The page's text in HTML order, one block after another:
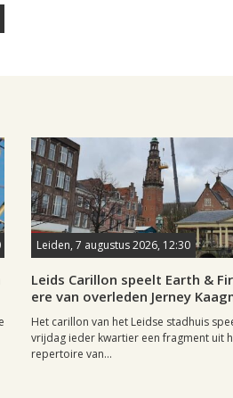
Leiden, 7 augustus 2026, 12:30
Leids Carillon speelt Earth &
ere van overleden Jerney
Het carillon van het Leidse stadhuis
vrijdag ieder kwartier een fragment uit
repertoire van...